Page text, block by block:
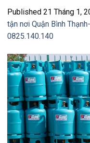
Published 21 Tháng 1,
tận nơi Quận Bình
0825.140.140